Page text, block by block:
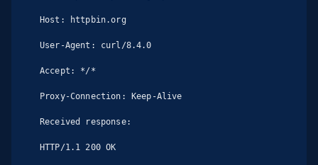
Host: httpbin.org
User-Agent: curl/8.4.0
Accept: */*
Proxy-Connection: Keep-Alive
Received response:
HTTP/1.1 200 OK